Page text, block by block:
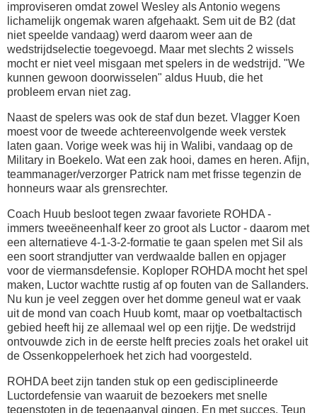
improviseren omdat zowel Wesley als Antonio wegens
lichamelijk ongemak waren afgehaakt. Sem uit de B2 (dat
niet speelde vandaag) werd daarom weer aan de
wedstrijdselectie toegevoegd. Maar met slechts 2 wissels
mocht er niet veel misgaan met spelers in de wedstrijd. "We
kunnen gewoon doorwisselen" aldus Huub, die het
probleem ervan niet zag.
Naast de spelers was ook de staf dun bezet. Vlagger Koen
moest voor de tweede achtereenvolgende week verstek
laten gaan. Vorige week was hij in Walibi, vandaag op de
Military in Boekelo. Wat een zak hooi, dames en heren. Afijn,
teammanager/verzorger Patrick nam met frisse tegenzin de
honneurs waar als grensrechter.
Coach Huub besloot tegen zwaar favoriete ROHDA -
immers tweeëneenhalf keer zo groot als Luctor - daarom met
een alternatieve 4-1-3-2-formatie te gaan spelen met Sil als
een soort strandjutter van verdwaalde ballen en opjager
voor de viermansdefensie. Koploper ROHDA mocht het spel
maken, Luctor wachtte rustig af op fouten van de Sallanders.
Nu kun je veel zeggen over het domme geneul wat er vaak
uit de mond van coach Huub komt, maar op voetbaltactisch
gebied heeft hij ze allemaal wel op een rijtje. De wedstrijd
ontvouwde zich in de eerste helft precies zoals het orakel uit
de Ossenkoppelerhoek het zich had voorgesteld.
ROHDA beet zijn tanden stuk op een gedisciplineerde
Luctordefensie van waaruit de bezoekers met snelle
tegenstoten in de tegenaanval gingen. En met succes. Teun